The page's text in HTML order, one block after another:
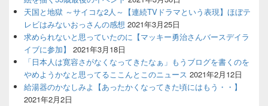
天国と地獄 ～サイコな2人～【連続TVドラマという表現】ほぼテ
レビはみないおっさんの感想 2021年3月25日
求められないと思っていたのに【マッキー勇治さんバースデイラ
イブに参加】
2021年3月18日
「日本人は寛容さがなくなってきたなぁ」もうブログを書くのを
やめようかなと思ってるここんとこのニュース 2021年2月12日
給湯器のかなしみよ【あったかくなってきた頃にはもう・・】
2021年2月2日